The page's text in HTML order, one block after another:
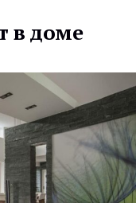
в доме